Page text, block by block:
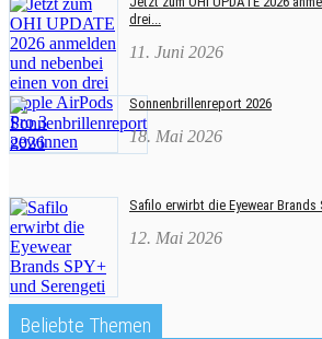
drei...
11. Juni 2026
Sonnenbrillenreport 2026
18. Mai 2026
Safilo erwirbt die Eyewear Brands
12. Mai 2026
Beliebte Themen